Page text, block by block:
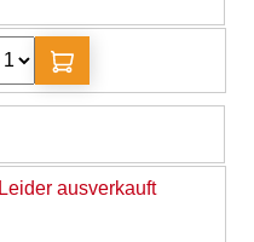
Leider ausverkauft